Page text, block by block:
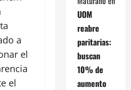
a
el
el
UOM
reabre
paritarias:
buscan
10% de
aumento